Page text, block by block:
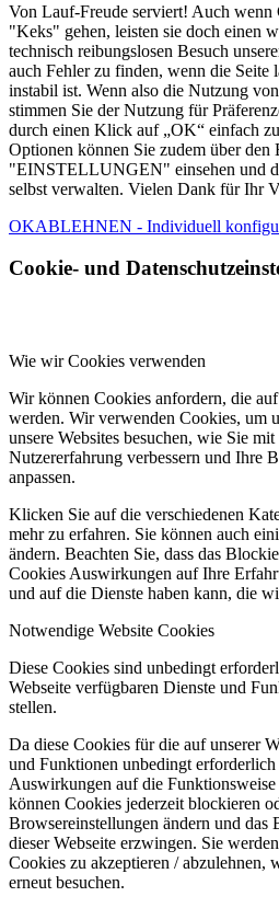
Von Lauf-Freude serviert! Auch wenn
"Keks" gehen, leisten sie doch einen
technisch reibungslosen Besuch
auch Fehler zu finden, wenn die Seite
instabil ist. Wenn also die Nutzung
stimmen Sie der Nutzung für
durch einen Klick auf „OK“ einfach
Optionen können Sie zudem über den
"EINSTELLUNGEN" einsehen und
selbst verwalten. Vielen Dank für Ihr
OKABLEHNEN - Individuell
Cookie- und
Wie wir Cookies verwenden
Wir können Cookies anfordern, die
werden. Wir verwenden Cookies, um
unsere Websites besuchen, wie Sie
Nutzererfahrung verbessern und Ihre
anpassen.
Klicken Sie auf die verschiedenen
mehr zu erfahren. Sie können auch
ändern. Beachten Sie, dass das
Cookies Auswirkungen auf Ihre
und auf die Dienste haben kann, die
Notwendige Website Cookies
Diese Cookies sind unbedingt
Webseite verfügbaren Dienste und
stellen.
Da diese Cookies für die auf unserer
und Funktionen unbedingt
Auswirkungen auf die Funktionsweise
können Cookies jederzeit blockieren
Browsereinstellungen ändern und das
dieser Webseite erzwingen. Sie
Cookies zu akzeptieren / abzulehnen,
erneut besuchen.